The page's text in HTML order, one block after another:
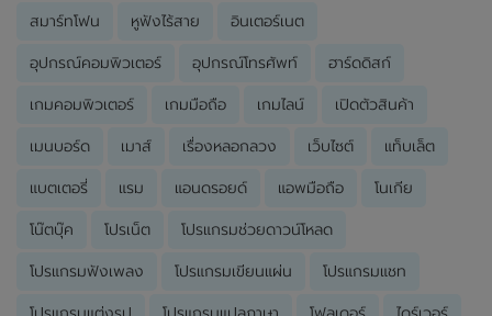
สมาร์ทโฟน หูฟังไร้สาย อินเตอร์เนต
อุปกรณ์คอมพิวเตอร์ อุปกรณ์โทรศัพท์ ฮาร์ดดิสก์
เกมคอมพิวเตอร์ เกมมือถือ เกมไลน์ เปิดตัวสินค้า
เมนบอร์ด เมาส์ เรื่องหลอกลวง เว็บไซต์ แท็บเล็ต
แบตเตอรี่ แรม แอนดรอยด์ แอพมือถือ โนเกีย
โน๊ตบุ๊ค โปรเน็ต โปรแกรมช่วยดาวน์โหลด
โปรแกรมฟังเพลง โปรแกรมเขียนแผ่น โปรแกรมแชท